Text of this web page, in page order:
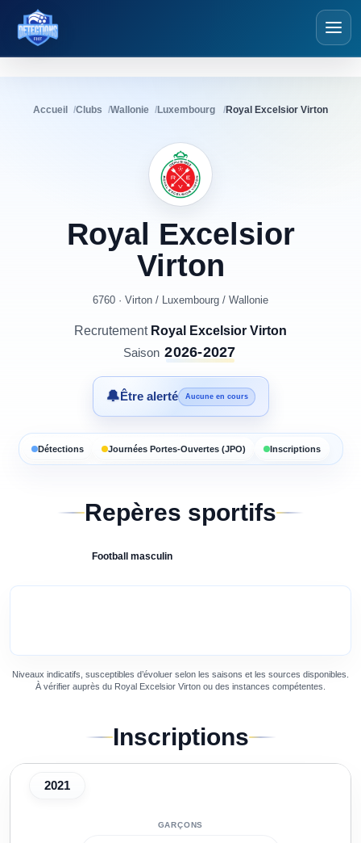
Détections Foot
Accueil Clubs Wallonie Luxembourg Royal Excelsior Virton
Royal Excelsior
Virton
6760 · Virton / Luxembourg / Wallonie
Recrutement Royal Excelsior Virton
Saison 2026-2027
🔔Être alerté Aucune en cours
Détections Journées Portes-Ouvertes (JPO) Inscriptions
Repères sportifs
Football masculin
Niveaux indicatifs, susceptibles d’évoluer selon les saisons et les sources disponibles.
À vérifier auprès du Royal Excelsior Virton ou des instances compétentes
Inscriptions
2021